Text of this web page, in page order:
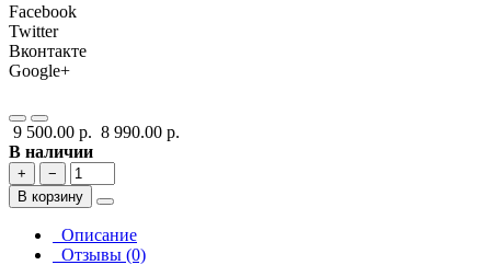
Facebook
Twitter
Вконтакте
Google+
9 500.00 р. 8 990.00 р.
В наличии
+
−
В корзину
Описание
Отзывы (0)